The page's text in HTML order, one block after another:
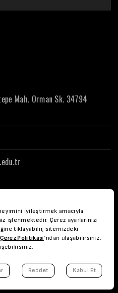
Mah. Orman Sk. 34794